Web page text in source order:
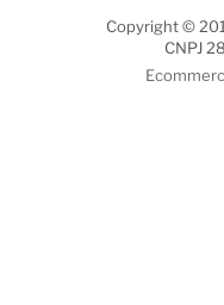
Copyright ©
CNPJ